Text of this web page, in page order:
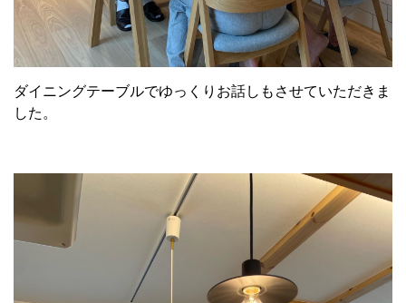
ダイニングテーブルでゆっくりお話しもさせていただきま
した。